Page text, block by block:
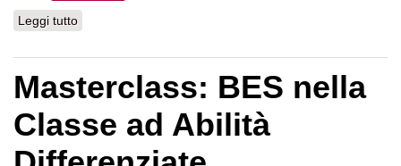
Leggi tutto
Masterclass: BES nella
Classe ad Abilità